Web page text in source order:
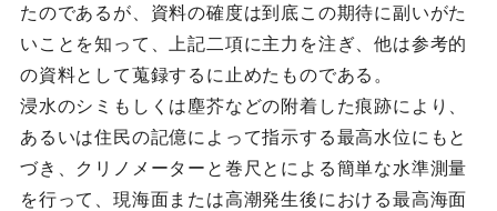
たのであるが、資料の確度は到底この期待に副いがた
いことを知って、上記二項に主力を注ぎ、他は参考的
の資料として蒐録するに止めたものである。
浸水のシミもしくは塵芥などの附着した痕跡により、
あるいは住民の記億によって指示する最高水位にもと
づき、クリノメーターと巻尺とによる簡単な水準測量
を行って、現海面または高潮発生後における最高海面